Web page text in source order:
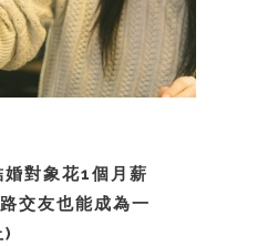
對象花1個月薪
交友也能成為一
)